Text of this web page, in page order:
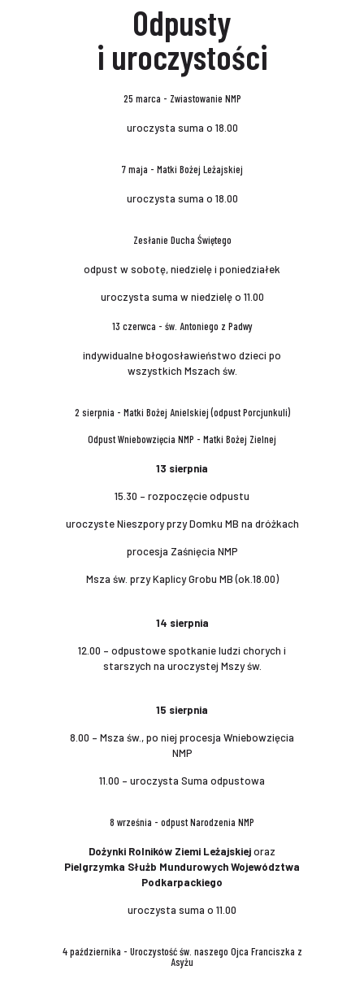
Odpusty
i uroczystości
25 marca - Zwiastowanie NMP
uroczysta suma o 18.00
7 maja - Matki Bożej Leżajskiej
uroczysta suma o 18.00
Zesłanie Ducha Świętego
odpust w sobotę, niedzielę i poniedziałek
uroczysta suma w niedzielę o 11.00
13 czerwca - św. Antoniego z Padwy
indywidualne błogosławieństwo dzieci po
wszystkich Mszach św.
2 sierpnia - Matki Bożej Anielskiej (odpust Porcjunkuli)
Odpust Wniebowzięcia NMP - Matki Bożej Zielnej
13 sierpnia
15.30 – rozpoczęcie odpustu
uroczyste Nieszpory przy Domku MB na dróżkach
procesja Zaśnięcia NMP
Msza św. przy Kaplicy Grobu MB (ok.18.00)
14 sierpnia
12.00 – odpustowe spotkanie ludzi chorych i
starszych na uroczystej Mszy św.
15 sierpnia
8.00 – Msza św., po niej procesja Wniebowzięcia
NMP
11.00 – uroczysta Suma odpustowa
8 września - odpust Narodzenia NMP
Dożynki Rolników Ziemi Leżajskiejoraz
Pielgrzymka Służb Mundurowych Województwa
Podkarpackiego
uroczysta suma o 11.00
4 października - Uroczystość św. naszego Ojca Franciszka z
Asyżu